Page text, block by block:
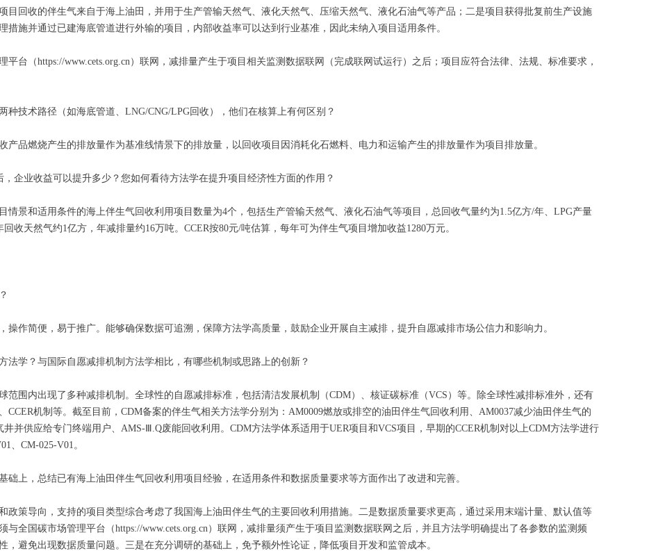
目回收的伴生气来自于海上油田，并用于生产管输天然气、液化天然气、压缩天然气、液化石油气等产品；二是项目获得批复前生产设施
施并通过已建海底管道进行外输的项目，内部收益率可以达到行业基准，因此未纳入项目适用条件。
台（https://www.cets.org.cn）联网，减排量产生于项目相关监测数据联网（完成联网试运行）之后；项目应符合法律、法规、标准要求，
技术路径（如海底管道、LNG/CNG/LPG回收），他们在核算上有何区别？
品燃烧产生的排放量作为基准线情景下的排放量，以回收项目因消耗化石燃料、电力和运输产生的排放量作为项目排放量。
企业收益可以提升多少？您如何看待方法学在提升项目经济性方面的作用？
情景和适用条件的海上伴生气回收利用项目数量为4个，包括生产管输天然气、液化石油气等项目，总回收气量约为1.5亿方/年、LPG产量
收天然气约1亿方，年减排量约16万吨。CCER按80元/吨估算，每年可为伴生气项目增加收益1280万元。
作简便，易于推广。能够确保数据可追溯，保障方法学高质量，鼓励企业开展自主减排，提升自愿减排市场公信力和影响力。
学？与国际自愿减排机制方法学相比，有哪些机制或思路上的创新？
范围内出现了多种减排机制。全球性的自愿减排标准，包括清洁发展机制（CDM）、核证碳标准（VCS）等。除全球性减排标准外，还有
机制等。截至目前，CDM备案的伴生气相关方法学分别为：AM0009燃放或排空的油田伴生气回收利用、AM0037减少油田伴生气的
并供应给专门终端用户、AMS-Ⅲ.Q废能回收利用。CDM方法学体系适用于UER项目和VCS项目，早期的CCER机制对以上CDM方法学进行
、CM-025-V01。
上，总结已有海上油田伴生气回收利用项目经验，在适用条件和数据质量要求等方面作出了改进和完善。
政策导向，支持的项目类型综合考虑了我国海上油田伴生气的主要回收利用措施。二是数据质量要求更高，通过采用末端计量、默认值等
全国碳市场管理平台（https://www.cets.org.cn）联网，减排量须产生于项目监测数据联网之后，并且方法学明确提出了各参数的监测频
避免出现数据质量问题。三是在充分调研的基础上，免予额外性论证，降低项目开发和监管成本。